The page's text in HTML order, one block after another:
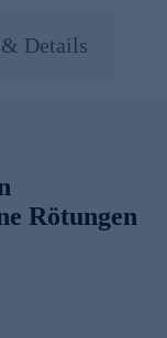
Details
Rötungen